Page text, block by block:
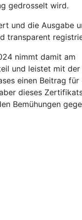
gedrosselt wird.
und die Ausgabe
transparent
nimmt damit am
und leistet mit der
einen Beitrag für
dieses
Bemühungen